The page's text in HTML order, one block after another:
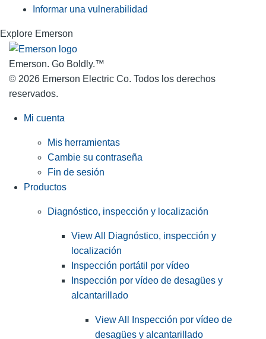
Informar una vulnerabilidad
Explore Emerson
Emerson. Go Boldly.™
© 2026 Emerson Electric Co. Todos los derechos
reservados.
Mi cuenta
Mis herramientas
Cambie su contraseña
Fin de sesión
Productos
Diagnóstico, inspección y localización
View All Diagnóstico, inspección y
localización
Inspección portátil por vídeo
Inspección por vídeo de desagües y
alcantarillado
View All Inspección por vídeo de
desagües y alcantarillado